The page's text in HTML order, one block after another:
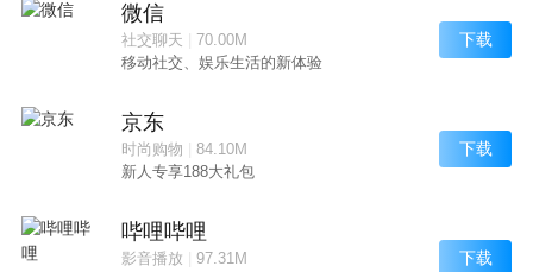
微信
社交聊天
70.00M
移动社交、娱乐生活的新体验
下载
京东
时尚购物
84.10M
新人专享188大礼包
下载
哔哩哔哩
影音播放
97.31M
下载